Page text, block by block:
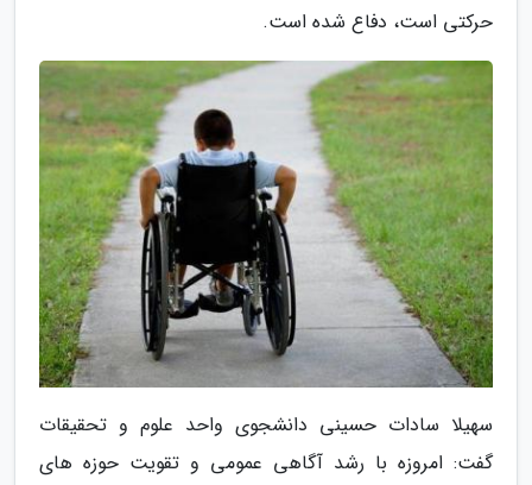
حرکتی است، دفاع شده است.
سهیلا سادات حسینی دانشجوی واحد علوم و تحقیقات
گفت: امروزه با رشد آگاهی عمومی و تقویت حوزه های